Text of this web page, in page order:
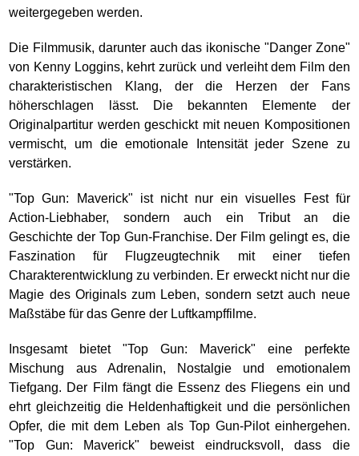
weitergegeben werden.
Die Filmmusik, darunter auch das ikonische "Danger Zone"
von Kenny Loggins, kehrt zurück und verleiht dem Film den
charakteristischen Klang, der die Herzen der Fans
höherschlagen lässt. Die bekannten Elemente der
Originalpartitur werden geschickt mit neuen Kompositionen
vermischt, um die emotionale Intensität jeder Szene zu
verstärken.
"Top Gun: Maverick" ist nicht nur ein visuelles Fest für
Action-Liebhaber, sondern auch ein Tribut an die
Geschichte der Top Gun-Franchise. Der Film gelingt es, die
Faszination für Flugzeugtechnik mit einer tiefen
Charakterentwicklung zu verbinden. Er erweckt nicht nur die
Magie des Originals zum Leben, sondern setzt auch neue
Maßstäbe für das Genre der Luftkampffilme.
Insgesamt bietet "Top Gun: Maverick" eine perfekte
Mischung aus Adrenalin, Nostalgie und emotionalem
Tiefgang. Der Film fängt die Essenz des Fliegens ein und
ehrt gleichzeitig die Heldenhaftigkeit und die persönlichen
Opfer, die mit dem Leben als Top Gun-Pilot einhergehen.
"Top Gun: Maverick" beweist eindrucksvoll, dass die